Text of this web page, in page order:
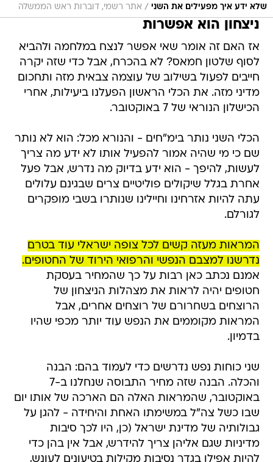
שלא ידע איך מפעילים את השני / אתר רשמי, דוברות ראש הממשלה
ניצחון הוא אפשרות
אז האם זה אומר שאי אפשר לנצח במלחמה ולהביא
לסוף שלטון חמאס? לא בהכרח, אבל כדי שזה יקרה
חייבים לפעול בשילוב של עוצמה צבאית מזה ותחכום
מדיני מזה. את הכלי הראשון הפעלנו ביעילות, אחרי
הכישלון הנוראי של 7 באוקטובר.
הכלי השני נותר בימ"חים - והנורא מכל: הוא לא נותר
שם כי מי שהיה אמור להפעיל אותו לא ידע מה צריך
לעשות, להיפך - הוא ידע בדיוק מה נדרש, אבל פעל
אחרת בגלל שיקולים פוליטיים צרים שבגינם עלולים
עתה להיות אזרחינו וחיילינו שנותרו בשבי מופקרים
לגורלם.
המראות מעזה קשים לכל צופה ישראלי עוד בטרם
נדרשנו למצבם הנפשי והרפואי הירוד של החטופים.
אמנם נכתב כאן רבות על כך שהמחיר בעסקת
חטופים יהיה לראות את מצהלות הניצחון של
הרוצחים בשחרורם של רוצחים אחרים, אבל
המראות מקוממים את הנפש עוד יותר מכפי שהיו
בדמיון.
שני כוחות נפש נדרשים כדי לעמוד בהם: הבנה
והכלה. הבנה שזה מחיר התבוסה שנחלנו ב-7
באוקטובר, שהמראות האלה הם הארכה של אותו יום
שבו כשל צה"ל במשימתו האחת והיחידה - להגן על
גבולותיה של מדינת ישראל (כן, היו לכך סיבות
מדיניות שגם אליהן צריך להידרש, אבל אין בהן כדי
להיות אפילו בגדר נסיבות מקילות בטיעונים לעונש,